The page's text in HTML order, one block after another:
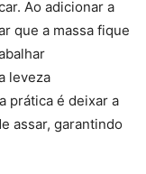
Ao adicionar a
que a massa fique
leveza
prática é deixar a
assar, garantindo